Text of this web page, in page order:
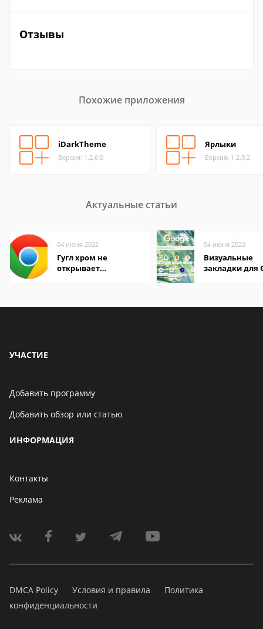
Отзывы
Похожие приложения
iDarkTheme
Версия: 1.2.6.0
Ярлыки
Версия: 1.2.0.2
Актуальные статьи
04 июня 2022
Гугл хром не
открывает
04 июня 2022
Визуальные
закладки для
УЧАСТИЕ
Добавить программу
Добавить обзор или статью
ИНФОРМАЦИЯ
Контакты
Реклама
DMCA Policy Условия и правила
Политика
конфиденциальности